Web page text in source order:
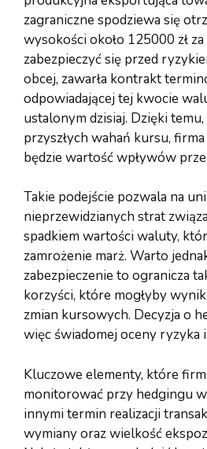
zagraniczne spodziewa się
wysokości około 125000 zł
zabezpieczyć się przed
obcej, zawarła kontrakt
odpowiadającej tej kwocie
ustalonym dzisiaj. Dzięki
przyszłych wahań kursu, firma
będzie wartość wpływów
Takie podejście pozwala na
nieprzewidzianych strat
spadkiem wartości waluty,
zamrożenie marż. Warto
zabezpieczenie to ogranicza
korzyści, które mogłyby
zmian kursowych. Decyzja o
więc świadomej oceny ryzyka
Kluczowe elementy, które
monitorować przy hedgingu
innymi termin realizacji
wymiany oraz wielkość